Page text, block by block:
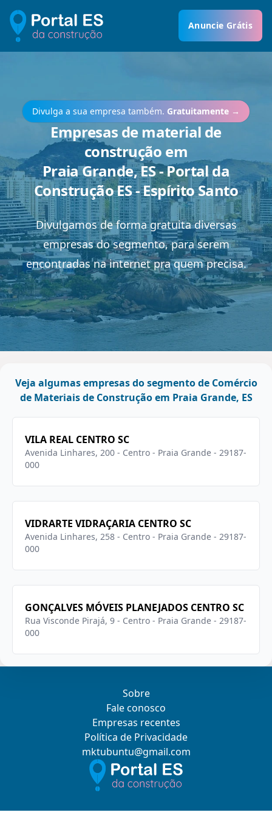
Anuncie Grátis
Divulga a sua empresa também. Gratuitamente →
Empresas de material de
construção em
Praia Grande, ES - Portal da
Construção ES - Espírito Santo
Divulgamos de forma gratuita diversas
empresas do segmento, para serem
encontradas na internet pra quem precisa.
Veja algumas empresas do segmento de Comércio
de Materiais de Construção em Praia Grande, ES
VILA REAL CENTRO SC
Avenida Linhares, 200 - Centro - Praia Grande - 29187-
000
VIDRARTE VIDRAÇARIA CENTRO SC
Avenida Linhares, 258 - Centro - Praia Grande - 29187-
000
GONÇALVES MÓVEIS PLANEJADOS CENTRO SC
Rua Visconde Pirajá, 9 - Centro - Praia Grande - 29187-
000
Sobre
Fale conosco
Empresas recentes
Política de Privacidade
mktubuntu@gmail.com